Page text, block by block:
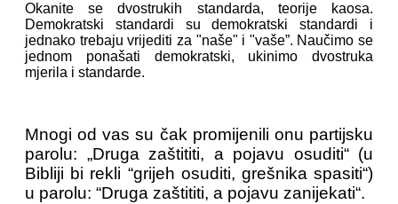
Okanite se dvostrukih standarda, teorije kaosa.
Demokratski standardi su demokratski standardi i
jednako trebaju vrijediti za "naše" i "vaše”. Naučimo se
jednom ponašati demokratski, ukinimo dvostruka
mjerila i standarde.
Mnogi od vas su čak promijenili onu partijsku
parolu: „Druga zaštititi, a pojavu osuditi“ (u
Bibliji bi rekli “grijeh osuditi, grešnika spasiti“)
u parolu: “Druga zaštititi, a pojavu zanijekati“.